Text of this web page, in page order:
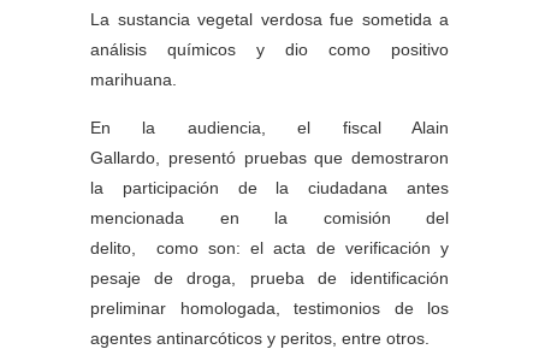
La sustancia vegetal verdosa fue sometida a
análisis químicos y dio como positivo
marihuana.
En la audiencia, el fiscal Alain
Gallardo, presentó pruebas que demostraron
la participación de la ciudadana antes
mencionada en la comisión del
delito, como son: el acta de verificación y
pesaje de droga, prueba de identificación
preliminar homologada, testimonios de los
agentes antinarcóticos y peritos, entre otros.